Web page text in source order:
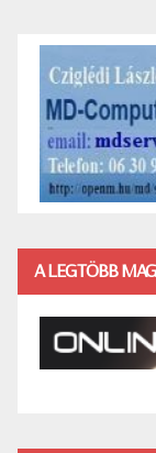
A LEGTÖBB